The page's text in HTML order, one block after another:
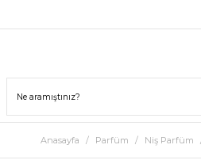
Anasayfa Parfüm Niş Parfüm